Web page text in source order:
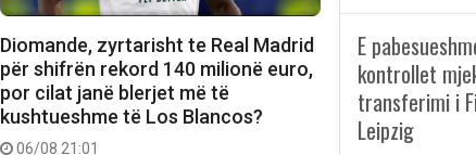
Diomande, zyrtarisht te Real Madrid
për shifrën rekord 140 milionë euro,
por cilat janë blerjet më të
kushtueshme të Los Blancos?
06/08 21:01
E
kontrollet
transferimi i
Leipzig